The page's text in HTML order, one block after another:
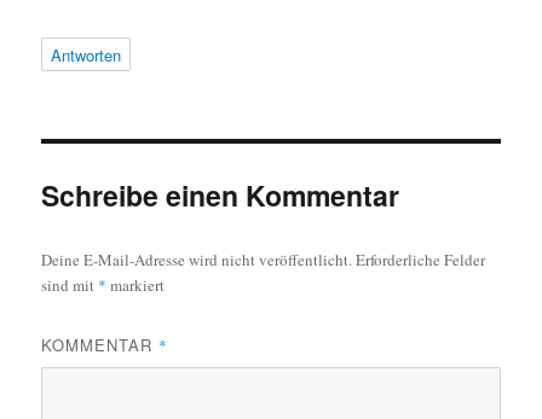
Antworten
Schreibe einen Kommentar
Deine E-Mail-Adresse wird nicht veröffentlicht.Erforderliche Felder
sind mit * markiert
KOMMENTAR *